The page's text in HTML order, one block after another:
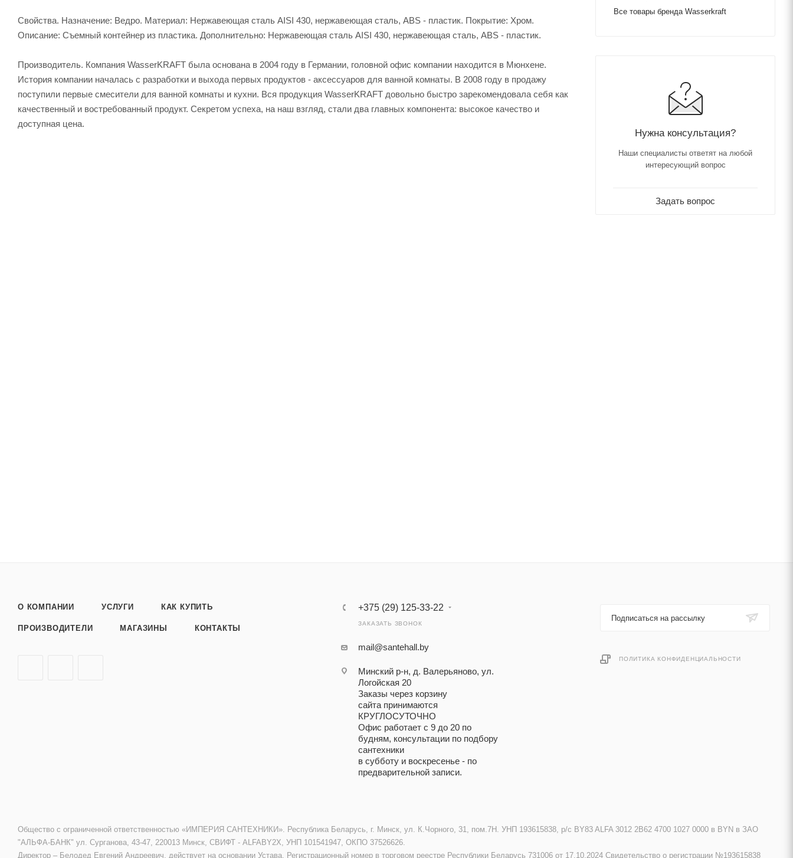
Свойства. Назначение: Ведро. Материал: Нержавеющая сталь AISI 430, нержавеющая сталь, ABS - пластик. Покрытие: Хром.
Описание: Съемный контейнер из пластика. Дополнительно: Нержавеющая сталь AISI 430, нержавеющая сталь, ABS - пластик.
Производитель. Компания WasserKRAFT была основана в 2004 году в Германии, головной офис компании находится в Мюнхене.
История компании началась с разработки и выхода первых продуктов - аксессуаров для ванной комнаты. В 2008 году в продажу
поступили первые смесители для ванной комнаты и кухни. Вся продукция WasserKRAFT довольно быстро зарекомендовала себя как
качественный и востребованный продукт. Секретом успеха, на наш взгляд, стали два главных компонента: высокое качество и
доступная цена.
Все товары бренда Wasserkraft
Нужна консультация?
Наши специалисты ответят на любой
интересующий вопрос
Задать вопрос
О КОМПАНИИ УСЛУГИ КАК КУПИТЬ
ПРОИЗВОДИТЕЛИ МАГАЗИНЫ КОНТАКТЫ
+375 (29) 125-33-22
ЗАКАЗАТЬ ЗВОНОК
mail@santehall.by
Минский р-н, д. Валерьяново, ул.
Логойская 20
Заказы через корзину
сайта принимаются
КРУГЛОСУТОЧНО
Офис работает с 9 до 20 по
будням, консультации по подбору
сантехники
в субботу и воскресенье - по
предварительной записи.
Подписаться на рассылку
ПОЛИТИКА КОНФИДЕНЦИАЛЬНОСТИ
Общество с ограниченной ответственностью «ИМПЕРИЯ САНТЕХНИКИ». Республика Беларусь, г. Минск, ул. К.Чорного, 31, пом.7Н. УНП 193615838, р/с BY83 ALFA 3012 2B62 4700 1027 0000 в BYN в ЗАО
"АЛЬФА-БАНК" ул. Сурганова, 43-47, 220013 Минск, СВИФТ - ALFABY2X, УНП 101541947, ОКПО 37526626.
Директор – Белодед Евгений Андреевич, действует на основании Устава. Регистрационный номер в торговом реестре Республики Беларусь 731006 от 17.10.2024 Свидетельство о регистрации №193615838